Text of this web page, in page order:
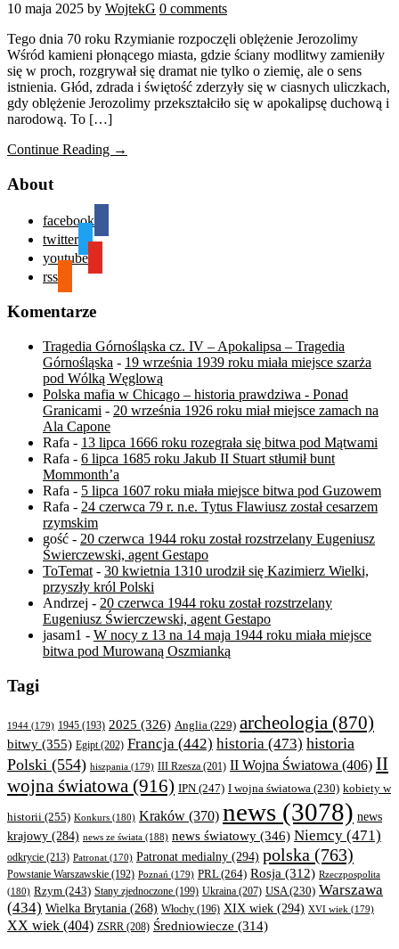
10 maja 2025 by WojtekG 0 comments
Tego dnia 70 roku Rzymianie rozpoczęli oblężenie Jerozolimy
Wśród kamieni płonącego miasta, gdzie ściany modlitwy zamieniły
się w proch, rozgrywał się dramat nie tylko o ziemię, ale o sens
istnienia. Głód, zdrada i świętość zderzyły się w ciasnych uliczkach,
gdy oblężenie Jerozolimy przekształciło się w apokalipsę duchową i
narodową. To […]
Continue Reading →
About
facebook
twitter
youtube
rss
Komentarze
Tragedia Górnośląska cz. IV – Apokalipsa – Tragedia
Górnośląska - 19 września 1939 roku miała miejsce szarża
pod Wólką Węglową
Polska mafia w Chicago – historia prawdziwa - Ponad
Granicami - 20 września 1926 roku miał miejsce zamach na
Ala Capone
Rafa - 13 lipca 1666 roku rozegrała się bitwa pod Mątwami
Rafa - 6 lipca 1685 roku Jakub II Stuart stłumił bunt
Mommonth’a
Rafa - 5 lipca 1607 roku miała miejsce bitwa pod Guzowem
Rafa - 24 czerwca 79 r. n.e. Tytus Flawiusz został cesarzem
rzymskim
gość - 20 czerwca 1944 roku został rozstrzelany Eugeniusz
Świerczewski, agent Gestapo
ToTemat - 30 kwietnia 1310 urodził się Kazimierz Wielki,
przyszły król Polski
Andrzej - 20 czerwca 1944 roku został rozstrzelany
Eugeniusz Świerczewski, agent Gestapo
jasam1 - W nocy z 13 na 14 maja 1944 roku miała miejsce
bitwa pod Murowaną Oszmianką
Tagi
1944 (179) 1945 (193) 2025 (326) Anglia (229) archeologia (870)
bitwy (355) Egipt(202) Francja (442) historia (473) historia
Polski (554) hiszpania (179) III Rzesza (201) II Wojna Światowa (406) II
wojna światowa (916) IPN (247) I wojna światowa (230) kobiety w
historii (255) Konkurs (180) Kraków (370) news (3078) news
krajowy (284) news ze świata (188) news światowy (346) Niemcy (471)
odkrycie (213) Patronat (170) Patronat medialny (294) polska (763)
Powstanie Warszawskie (192) Poznań (179) PRL(264) Rosja (312) Rzeczpospolita
(180) Rzym (243) Stany zjednoczone (199) Ukraina (207) USA(230) Warszawa
(434) Wielka Brytania (268) Włochy (196) XIX wiek (294) XVI wiek (179)
XX wiek (404) ZSRR (208) Średniowiecze (314)